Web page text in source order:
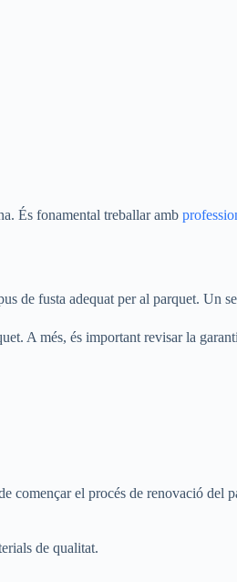
És fonamental treballar amb
de fusta adequat per al parquet. Un
A més, és important revisar la
començar el procés de renovació
de qualitat.